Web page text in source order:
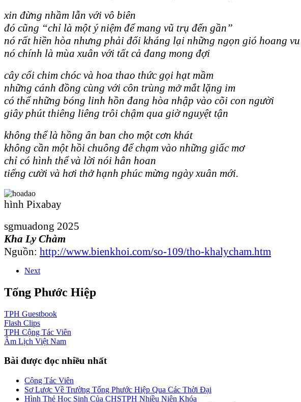
xin đừng nhầm lẫn với vô biên
đó cũng “chỉ là một ý niệm để mang vũ trụ đến gần”
nó rất hiền hòa nhưng phải đối kháng lại những ngọn gió hoang
nó chính là mùa xuân với tất cả đang mong đợi
cây cối chim chóc và hoa thao thức gọi hạt mầm
những cánh đồng cùng với côn trùng mở mắt lặng im
có thể những bóng linh hồn đang hòa nhập vào cõi con người
giây phút thiêng liêng trôi chậm qua giờ nguyệt tận
không thể là hồng ân ban cho một cơn khát
không cần một hồi chuông để chạm vào những giấc mơ
chỉ có hình thể và lời nói hân hoan
tiếng cười và hơi thở hạnh phúc mừng ngày xuân mới.
hình Pixabay
sgmuadong 2025
Kha Ly Chàm
Nguồn: http://www.bienkhoi.com/so-109/tho-khalycham.htm
Next
Tống Phước Hiệp
TPH Guestbook
Flash Clips
TPH Cộng Tác Viên
Âm Lịch Việt Nam
Bài được đọc nhiều nhất
Cộng Tác Viên
Sơ Lược Về Trường Tống Phước Hiệp Qua Các Thời Đại
Hình Thẻ Học Sinh Của CHSTPH Nhiều Niên Khóa